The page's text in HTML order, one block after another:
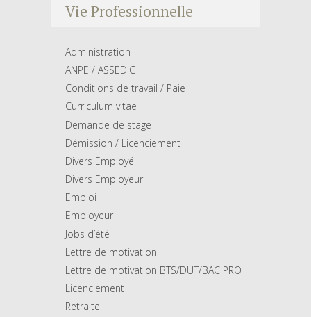
Vie Professionnelle
Administration
ANPE / ASSEDIC
Conditions de travail / Paie
Curriculum vitae
Demande de stage
Démission / Licenciement
Divers Employé
Divers Employeur
Emploi
Employeur
Jobs d’été
Lettre de motivation
Lettre de motivation BTS/DUT/BAC PRO
Licenciement
Retraite